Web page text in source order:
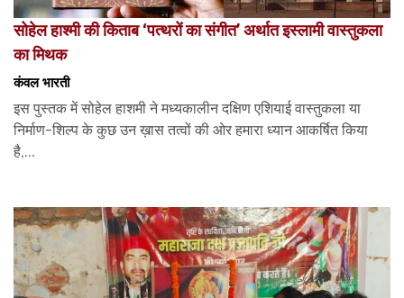
सोहेल हाश्मी की किताब ‘पत्थरों का संगीत’ अर्थात इस्लामी वास्तुकला
का मिथक
कंवल भारती
इस पुस्तक में सोहेल हाशमी ने मध्यकालीन दक्षिण एशियाई वास्तुकला या
निर्माण-शिल्प के कुछ उन ख़ास तत्वों की ओर हमारा ध्यान आकर्षित किया
है,...